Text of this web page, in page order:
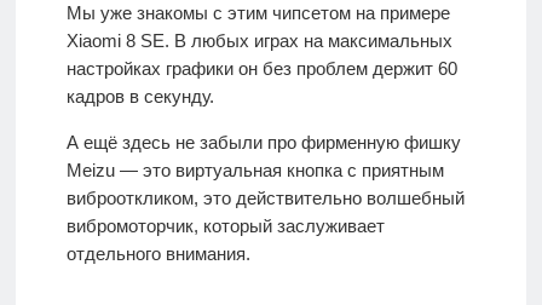
Мы уже знакомы с этим чипсетом на примере
Xiaomi 8 SE. В любых играх на максимальных
настройках графики он без проблем держит 60
кадров в секунду.
А ещё здесь не забыли про фирменную фишку
Meizu — это виртуальная кнопка с приятным
виброоткликом, это действительно волшебный
вибромоторчик, который заслуживает
отдельного внимания.